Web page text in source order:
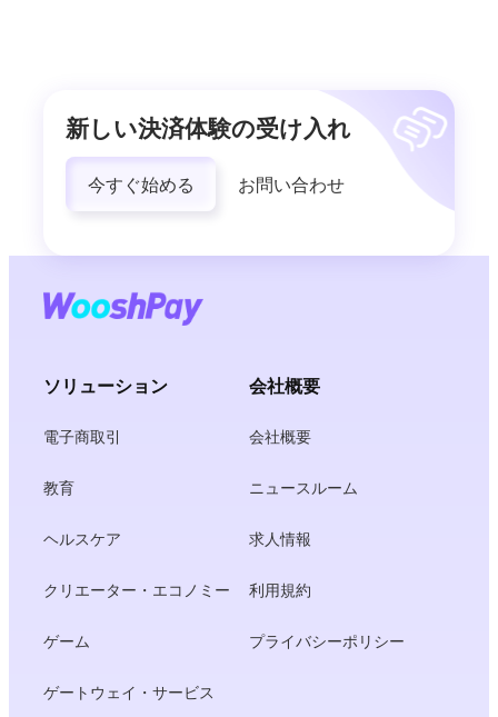
新しい決済体験の受け入れ
今すぐ始める お問い合わせ
ソリューション
電子商取引
教育
ヘルスケア
クリエーター・エコノミー
ゲーム
ゲートウェイ・サービス
会社概要
会社概要
ニュースルーム
求人情報
利用規約
プライバシーポリシー